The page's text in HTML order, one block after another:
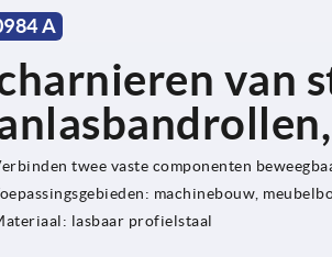
A
van
twee vaste componenten
machinebouw,
lasbaar profielstaal